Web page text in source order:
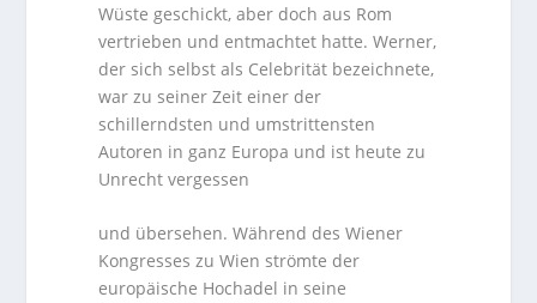
Wüste geschickt, aber doch aus Rom
vertrieben und entmachtet hatte. Werner,
der sich selbst als Celebrität bezeichnete,
war zu seiner Zeit einer der
schillerndsten und umstrittensten
Autoren in ganz Europa und ist heute zu
Unrecht vergessen
und übersehen. Während des Wiener
Kongresses zu Wien strömte der
europäische Hochadel in seine